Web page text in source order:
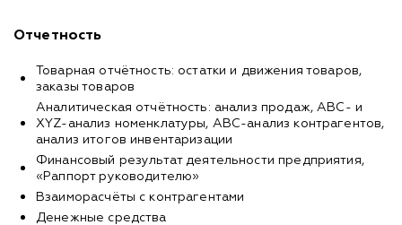
Отчетность
Товарная отчётность: остатки и движения товаров,
заказы товаров
Аналитическая отчётность: анализ продаж, ABC- и
XYZ-анализ номенклатуры, ABC-анализ контрагентов,
анализ итогов инвентаризации
Финансовый результат деятельности предприятия,
«Раппорт руководителю»
Взаиморасчёты с контрагентами
Денежные средства